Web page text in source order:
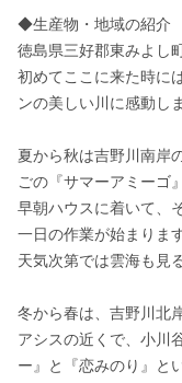
◆生産物・地域の紹介
徳島県三好郡東みよし
初めてここに来た時に
ンの美しい川に感動し
夏から秋は吉野川南岸
ごの『サマーアミーゴ
早朝ハウスに着いて、
一日の作業が始まります
天気次第では雲海も見
冬から春は、吉野川北
アシスの近くで、小川
ー』と『恋みのり』と